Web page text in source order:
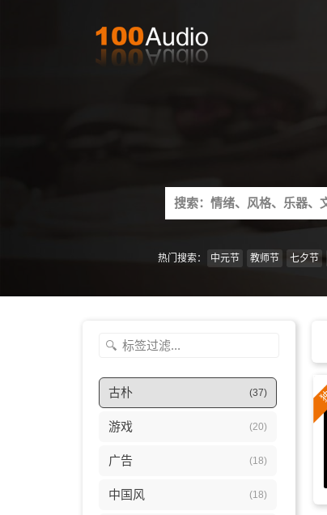
Search
for:
热门搜索： 中元节 教师节 七夕节
古朴 (37)
游戏 (20)
广告 (18)
中国风 (18)